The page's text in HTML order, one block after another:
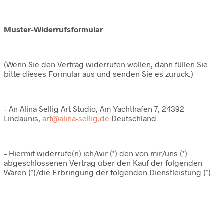
Muster-Widerrufsformular
(Wenn Sie den Vertrag widerrufen wollen, dann füllen Sie
bitte dieses Formular aus und senden Sie es zurück.)
– An Alina Sellig Art Studio, Am Yachthafen 7, 24392
Lindaunis, art@alina-sellig.de Deutschland
– Hiermit widerrufe(n) ich/wir (*) den von mir/uns (*)
abgeschlossenen Vertrag über den Kauf der folgenden
Waren (*)/die Erbringung der folgenden Dienstleistung (*)